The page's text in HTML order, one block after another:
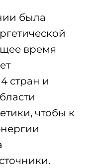
была
время
стран и
чтобы к